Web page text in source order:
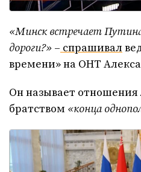
«Минск встречает
дороги?» – спрашивал
времени» на ОНТ
Он называет
братством «конца